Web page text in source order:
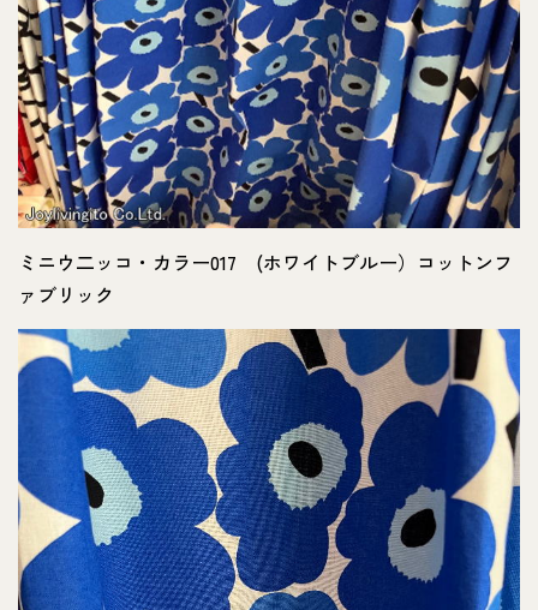
ミニウ二ッコ・カラー017 (ホワイトブルー）コットンフ
ァブリック